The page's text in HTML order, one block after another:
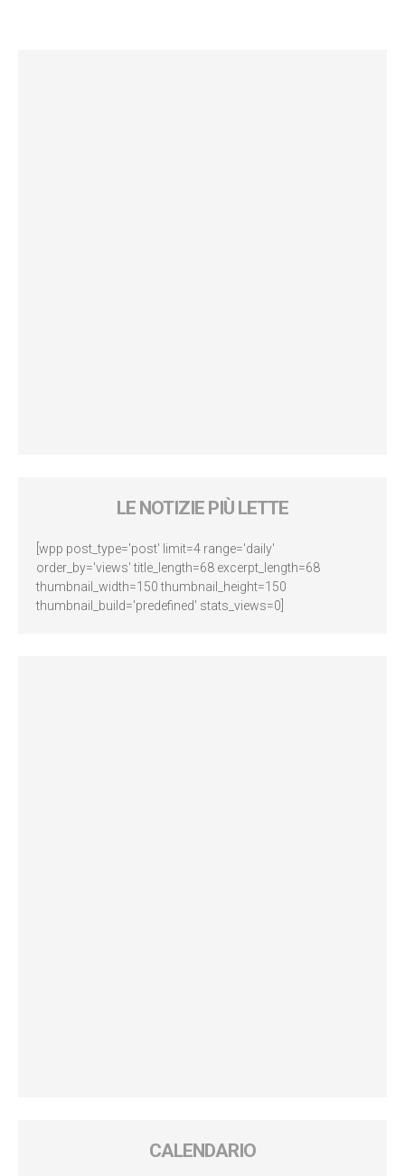
LE NOTIZIE PIÙ LETTE
[wpp post_type='post' limit=4 range='daily'
order_by='views' title_length=68 excerpt_length=68
thumbnail_width=150 thumbnail_height=150
thumbnail_build='predefined' stats_views=0]
CALENDARIO